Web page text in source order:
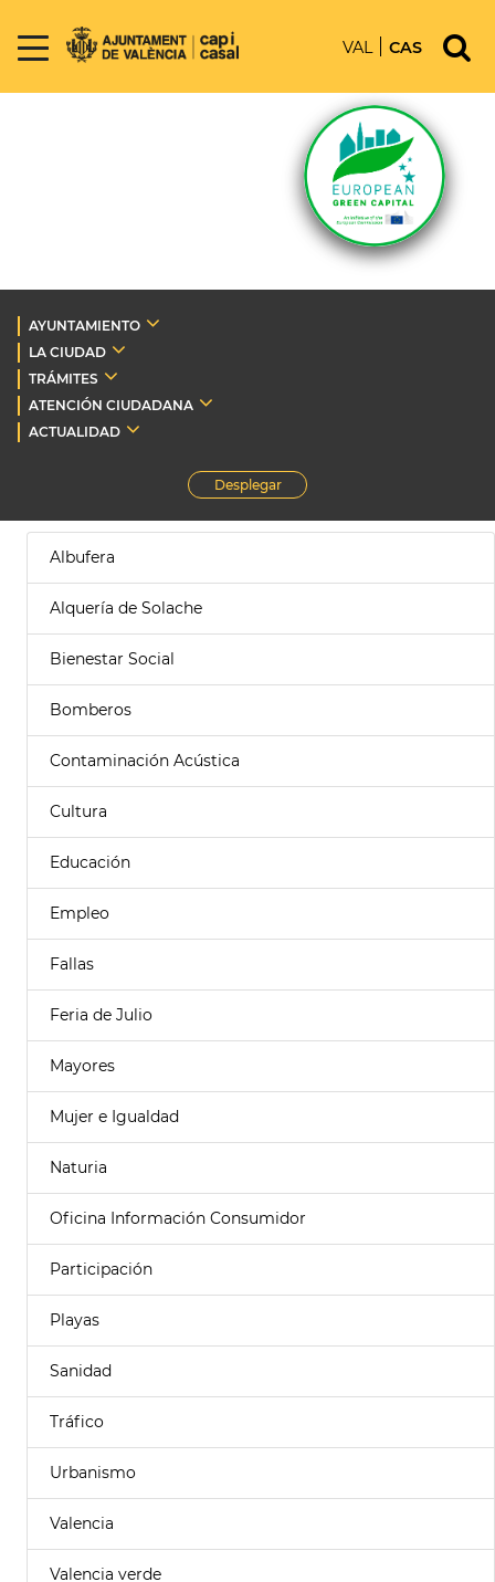
VAL CAS
AYUNTAMIENTO
LA CIUDAD
TRÁMITES
ATENCIÓN CIUDADANA
ACTUALIDAD
Desplegar
Albufera
Alquería de Solache
Bienestar Social
Bomberos
Contaminación Acústica
Cultura
Educación
Empleo
Fallas
Feria de Julio
Mayores
Mujer e Igualdad
Naturia
Oficina Información Consumidor
Participación
Playas
Sanidad
Tráfico
Urbanismo
Valencia
Valencia verde